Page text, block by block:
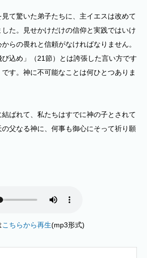
て驚いた弟子たちに、主イエスは改めて
た。見せかけだけの信仰と実践ではいけ
らの畏れと信頼がなければなりません。
込め」（21節）とは誇張した言い方です
す。神に不可能なことは何ひとつありま
ばれて、私たちはすでに神の子とされて
父なる神に、何事も御心にそって祈り願
こちらから再生(mp3形式)